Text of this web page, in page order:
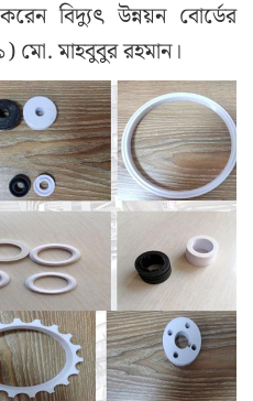
বিদ্যুৎ উন্নয়ন বোর্ডের
মো. মাহবুবুর রহমান।